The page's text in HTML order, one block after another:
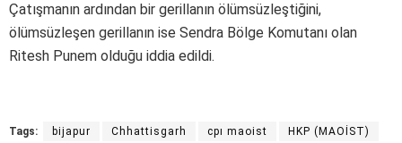
Çatışmanın ardından bir gerillanın ölümsüzleştiğini,
ölümsüzleşen gerillanın ise Sendra Bölge Komutanı olan
Ritesh Punem olduğu iddia edildi.
Tags: bijapur Chhattisgarh cpı maoist HKP (MAOİST)